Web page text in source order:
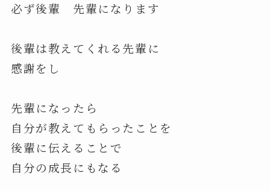
必ず後輩 先輩になります
後輩は教えてくれる先輩に
感謝をし
先輩になったら
自分が教えてもらったことを
後輩に伝えることで
自分の成長にもなる